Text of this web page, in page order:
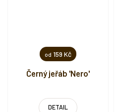
od 159 Kč
Černý jeřáb 'Nero'
DETAIL